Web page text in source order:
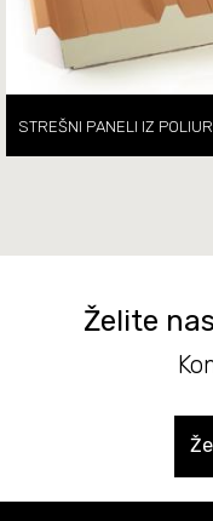
STREŠNI PANELI IZ
Želite